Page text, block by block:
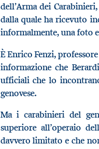
dell’Arma dei
dalla quale ha ricevuto
informalmente, una foto
È Enrico Fenzi,
informazione che
ufficiali che lo
genovese.
Ma i carabinieri del
superiore all’operaio
davvero limitato e che